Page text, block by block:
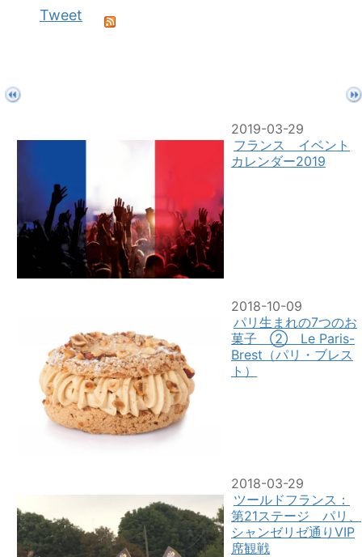
Tweet
2019-03-29
フランス イベント
カレンダー2019
2018-10-09
パリ生まれの7つのお
菓子 ② Le Paris-
Brest（パリ・ブレス
ト）
2018-03-29
ツールドフランス：
第21ステージ パリ、
シャンゼリゼ通りVIP
席観戦